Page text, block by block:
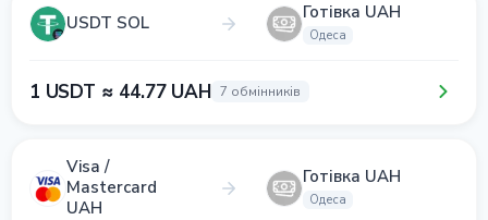
USDT SOL Готівка UAH
Одеса
1 USDT ≈ 44.77 UAH 7 обмінників
Visa /
Mastercard
UAH
Готівка UAH
Одеса